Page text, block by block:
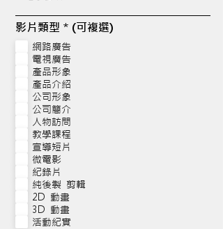
影片類型 * (可複選)
網路廣告
電視廣告
產品形象
產品介紹
公司形象
公司簡介
人物訪問
教學課程
宣導短片
微電影
紀錄片
純後製 剪輯
2D 動畫
3D 動畫
活動紀實